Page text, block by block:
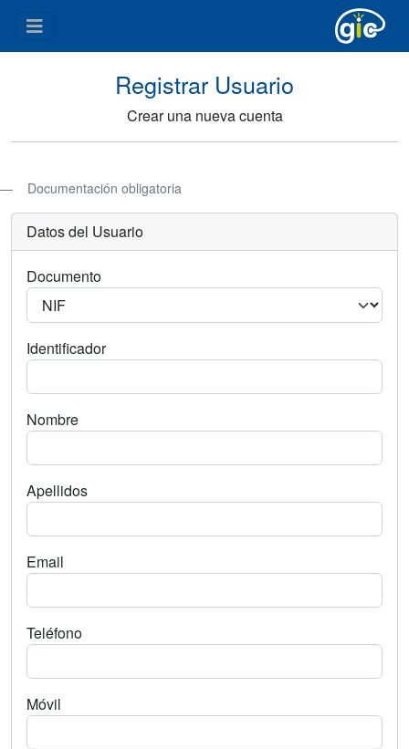
Registrar Usuario
Crear una nueva cuenta
Documentación obligatoria
Datos del Usuario
Documento
Identificador
Nombre
Apellidos
Email
Teléfono
Móvil